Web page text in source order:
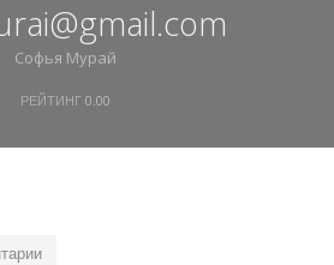
Софья Мурай
РЕЙТИНГ 0.00